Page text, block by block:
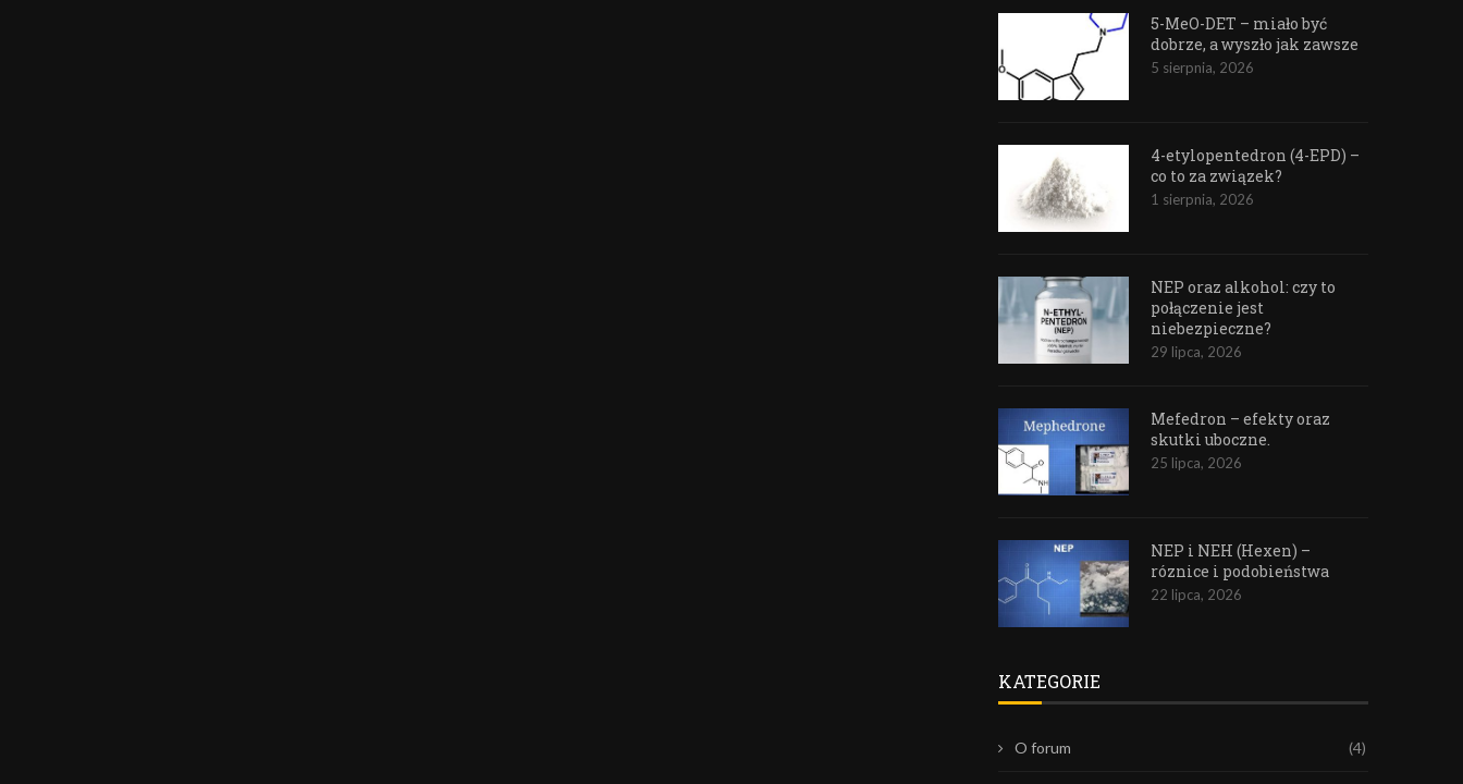
5-MeO-DET – miało być
dobrze, a wyszło jak zawsze
5 sierpnia, 2026
4-etylopentedron (4-EPD) –
co to za związek?
1 sierpnia, 2026
NEP oraz alkohol: czy to
połączenie jest
niebezpieczne?
29 lipca, 2026
Mefedron – efekty oraz
skutki uboczne.
25 lipca, 2026
NEP i NEH (Hexen) –
róznice i podobieństwa
22 lipca, 2026
KATEGORIE
O forum (4)